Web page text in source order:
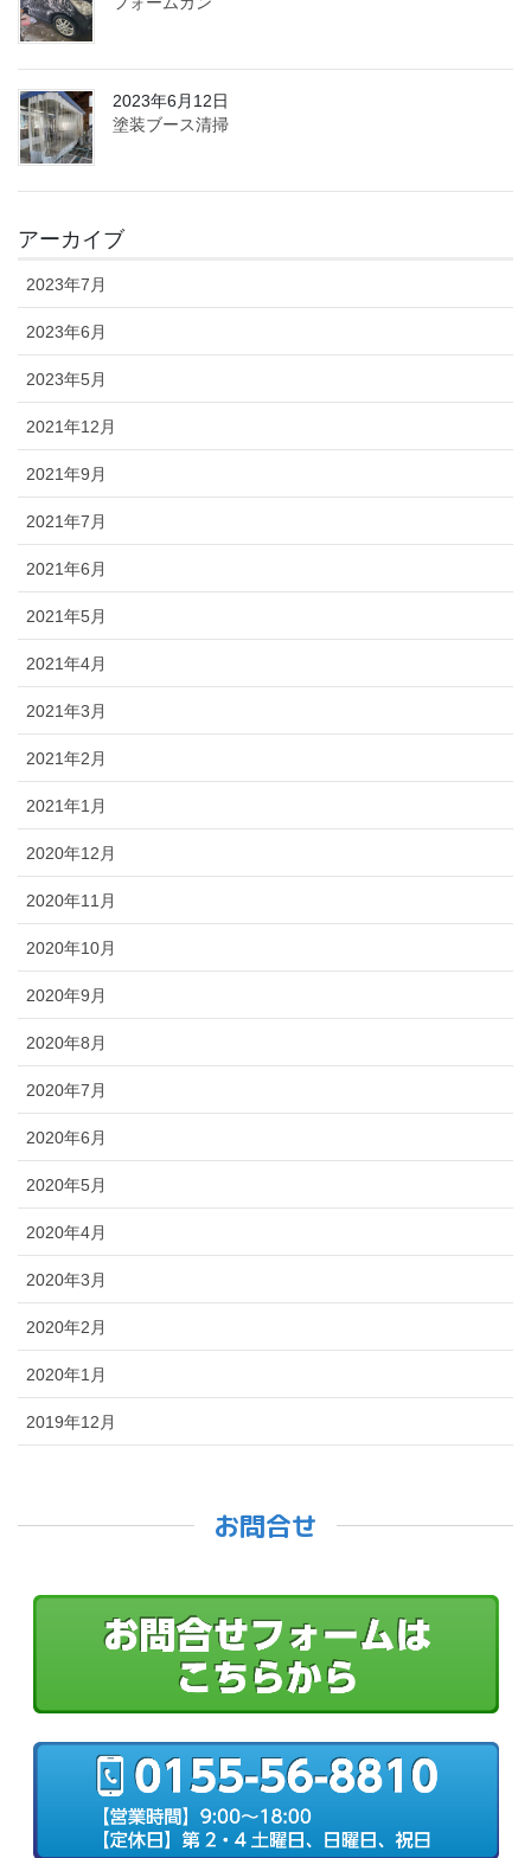
2023年6月12日
塗装ブース清掃
アーカイブ
2023年7月
2023年6月
2023年5月
2021年12月
2021年9月
2021年7月
2021年6月
2021年5月
2021年4月
2021年3月
2021年2月
2021年1月
2020年12月
2020年11月
2020年10月
2020年9月
2020年8月
2020年7月
2020年6月
2020年5月
2020年4月
2020年3月
2020年2月
2020年1月
2019年12月
お問合せ